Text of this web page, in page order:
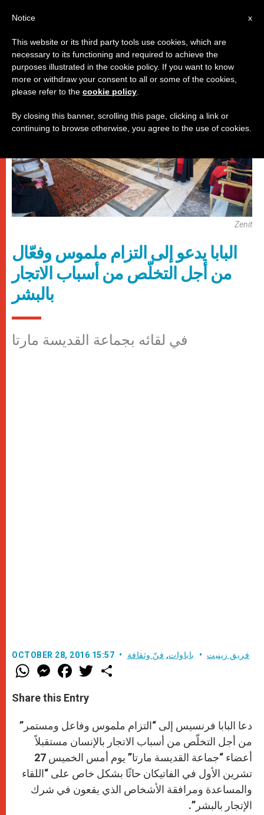
باباوات,فنّ وثقافة
Zenit
البابا يدعو إلى التزام ملموس وفعّال
من أجل التخلّص من أسباب الاتجار
بالبشر
في لقائه بجماعة القديسة مارتا
OCTOBER 28, 2016 15:57 فريق زينيت باباوات, فنّ وثقافة
W
h
t
s
p
p
M
e
s
e
e
r
F
a
e
b
o
k
w
Share this Entry
دعا البابا فرنسيس إلى “التزام ملموس وفاعل ومستمر”
من أجل التخلّص من أسباب الاتجار بالإنسان مستقبلاً
أعضاء “جماعة القديسة مارتا” يوم أمس الخميس 27
تشرين الأول في الفاتيكان حاثًا بشكل خاص على “اللقاء
والمساعدة ومرافقة الأشخاص الذي يقعون في شرك
الإتجار بالبشر”.
x
Notice
This website or its third party tools use cookies, which are
necessary to its functioning and required to achieve the
purposes illustrated in the cookie policy. If you want to know
more or withdraw your consent to all or some of the cookies,
please refer to the cookie policy
By closing this banner, scrolling this page, clicking a link or
continuing to browse otherwise, you agree to the use of cookies.